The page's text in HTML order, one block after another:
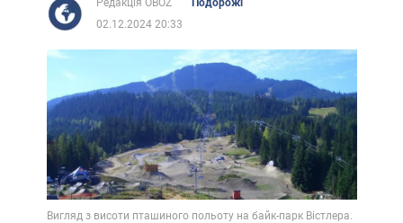
Редакція OBOZ
Подорожі
02.12.2024 20:33
Вигляд з висоти пташиного польоту на байк-парк Вістлера.